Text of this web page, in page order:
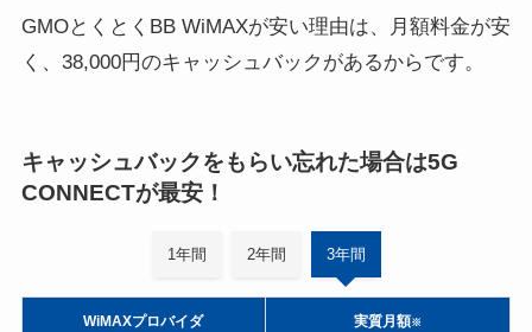
GMOとくとくBB WiMAXが安い理由は、月額料金が安
く、38,000円のキャッシュバックがあるからです。
キャッシュバックをもらい忘れた場合は5G
CONNECTが最安！
1年間 2年間 3年間
WiMAXプロバイダ 実質月額※